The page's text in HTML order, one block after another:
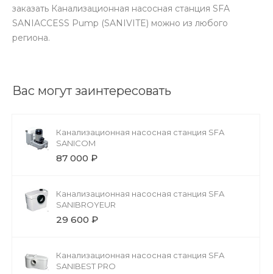
заказать Канализационная насосная станция SFA
SANIACCESS Pump (SANIVITE) можно из любого
региона.
Вас могут заинтересовать
Канализационная насосная станция SFA
SANICOM
87 000 ₽
Канализационная насосная станция SFA
SANIBROYEUR
29 600 ₽
Канализационная насосная станция SFA
SANIBEST PRO